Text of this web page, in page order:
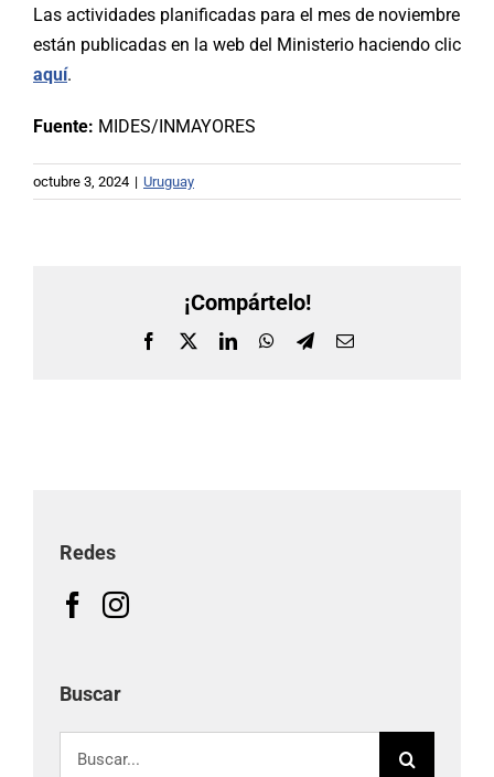
Las actividades planificadas para el mes de noviembre
están publicadas en la web del Ministerio haciendo clic
aquí.
Fuente: MIDES/INMAYORES
octubre 3, 2024 | Uruguay
¡Compártelo!
Facebook LinkedInWhatsApp
TelegramCorreo
Redes
Buscar